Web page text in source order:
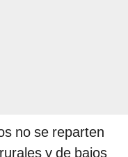
no se reparten
y de bajos